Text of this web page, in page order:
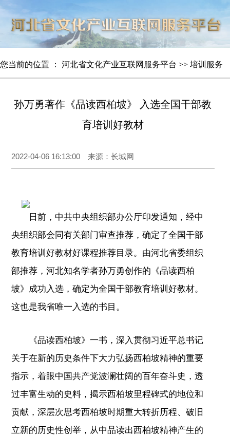
您当前的位置 ： 河北省文化产业互联网服务平台 >> 培训服务
孙万勇著作《品读西柏坡》 入选全国干部教
育培训好教材
2022-04-06 16:13:00 来源：长城网
日前，中共中央组织部办公厅印发通知，经中
央组织部会同有关部门审查推荐，确定了全国干部
教育培训好教材好课程推荐目录。由河北省委组织
部推荐，河北知名学者孙万勇创作的《品读西柏
坡》成功入选，确定为全国干部教育培训好教材。
这也是我省唯一入选的书目。
《品读西柏坡》一书，深入贯彻习近平总书记
关于在新的历史条件下大力弘扬西柏坡精神的重要
指示，着眼中国共产党波澜壮阔的百年奋斗史，透
过丰富生动的史料，揭示西柏坡里程碑式的地位和
贡献，深层次思考西柏坡时期重大转折历程、破旧
立新的历史性创举，从中品读出西柏坡精神产生的